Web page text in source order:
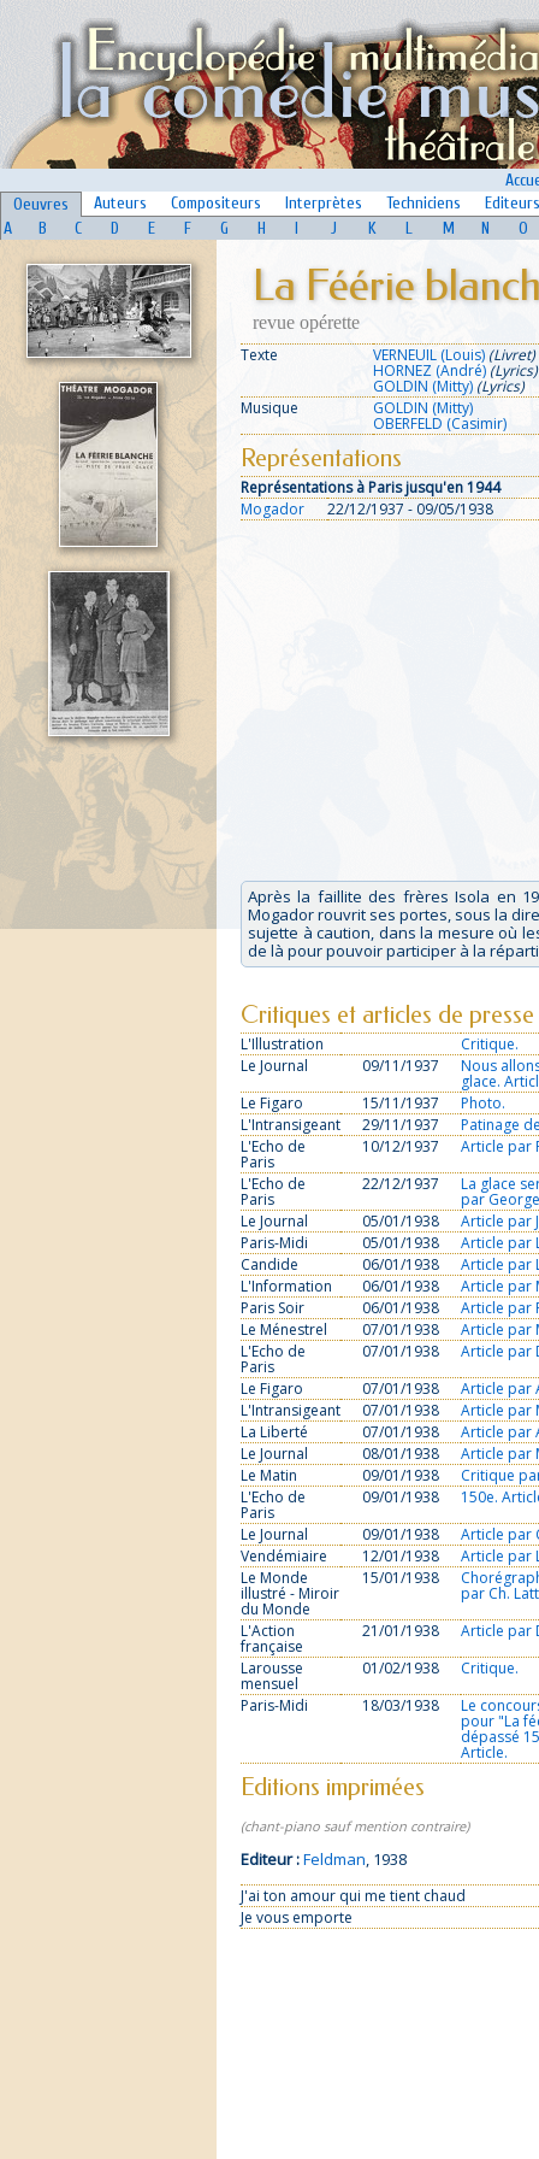
Oeuvres
Auteurs Compositeurs Interprètes Techniciens
Editeurs
A
B C D E F G H I J K L M N O
La Féérie
revue opérette
Texte
VERNEUIL (Louis) (Livret)
HORNEZ (André) (Lyrics)
GOLDIN (Mitty) (Lyrics)
Musique
GOLDIN (Mitty)
OBERFELD (Casimir)
Représentations
Représentations à Paris jusqu'en 1944
Mogador
22/12/1937 - 09/05/1938
Après la faillite des frères Isola en
Mogador rouvrit ses portes, sous la
sujette à caution, dans la mesure où
de là pour pouvoir participer à la
Critiques et articles de presse
L'Illustration
Critique.
Le Journal
09/11/1937 Nous
glace.
Le Figaro
15/11/1937
Photo.
L'Intransigeant
29/11/1937
Patinage
L'Echo de
Paris
10/12/1937
Article par
L'Echo de
Paris
22/12/1937 La glace
par
Le Journal
05/01/1938
Article par
Paris-Midi
05/01/1938
Article par
Candide
06/01/1938
Article par
L'Information
06/01/1938
Article par
Paris Soir
06/01/1938
Article par
Le Ménestrel
07/01/1938
Article par
L'Echo de
Paris
07/01/1938
Article par
Le Figaro
07/01/1938
Article par
L'Intransigeant
07/01/1938
Article par
La Liberté
07/01/1938
Article par
Le Journal
08/01/1938
Article par
Le Matin
09/01/1938
Critique
L'Echo de
Paris
09/01/1938
150e.
Le Journal
09/01/1938
Article par
Vendémiaire
12/01/1938
Article par
Le Monde
illustré - Miroir
du Monde
15/01/1938
par Ch.
L'Action
française
21/01/1938
Article par
Larousse
mensuel
01/02/1938
Critique.
Paris-Midi
18/03/1938 Le
pour "La
dépassé
Article.
Editions imprimées
(chant-piano sauf mention contraire)
Editeur :Feldman, 1938
J'ai ton amour qui me tient chaud
Je vous emporte